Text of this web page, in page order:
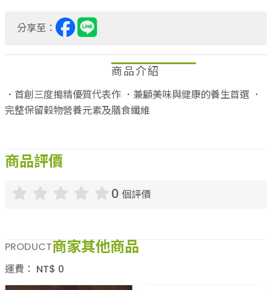
分享至：
商品介紹
．首創三度搗精優質代表作 ．兼顧美味與健康的養生首選 ．
完整保留穀物營養元素及膳食纖維
商品評價
0 個評價
PRODUCT商家其他商品
運費： NT$ 0